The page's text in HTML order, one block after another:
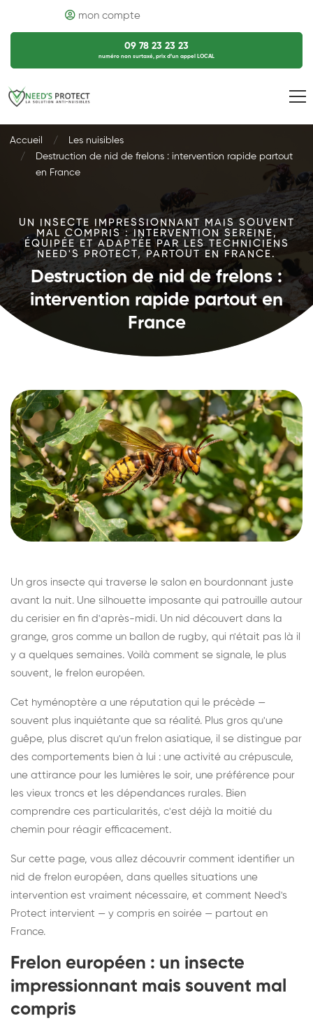
mon compte
09 78 23 23 23
numéro non surtaxé, prix d’un appel LOCAL
Accueil
Les nuisibles
Destruction de nid de frelons : intervention rapide partout
en France
UN INSECTE IMPRESSIONNANT MAIS SOUVENT
MAL COMPRIS : INTERVENTION SEREINE,
ÉQUIPÉE ET ADAPTÉE PAR LES TECHNICIENS
NEED'S PROTECT, PARTOUT EN FRANCE.
Destruction de nid de frelons :
intervention rapide partout en
France
Un gros insecte qui traverse le salon en bourdonnant juste
avant la nuit. Une silhouette imposante qui patrouille autour
du cerisier en fin d'après-midi. Un nid découvert dans la
grange, gros comme un ballon de rugby, qui n'était pas là il
y a quelques semaines. Voilà comment se signale, le plus
souvent, le frelon européen.
Cet hyménoptère a une réputation qui le précède —
souvent plus inquiétante que sa réalité. Plus gros qu'une
guêpe, plus discret qu'un frelon asiatique, il se distingue par
des comportements bien à lui : une activité au crépuscule,
une attirance pour les lumières le soir, une préférence pour
les vieux troncs et les dépendances rurales. Bien
comprendre ces particularités, c'est déjà la moitié du
chemin pour réagir efficacement.
Sur cette page, vous allez découvrir comment identifier un
nid de frelon européen, dans quelles situations une
intervention est vraiment nécessaire, et comment Need's
Protect intervient — y compris en soirée — partout en
France.
Frelon européen : un insecte
impressionnant mais souvent mal
compris